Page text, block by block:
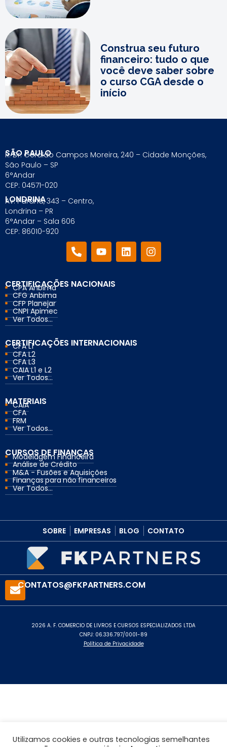
Construa seu futuro
financeiro: tudo o que
você deve saber sobre
o curso CGA desde o
início
SÃO PAULO
R. Dr. Geraldo Campos Moreira, 240 – Cidade Monções,
São Paulo – SP
6°Andar
CEP: 04571-020
LONDRINA
Av. Paraná, 343 – Centro,
Londrina – PR
6°Andar – Sala 606
CEP: 86010-920
CERTIFICAÇÕES NACIONAIS
CPA Anbima
CFG Anbima
CFP Planejar
CNPI Apimec
Ver Todos...
CERTIFICAÇÕES INTERNACIONAIS
CFA L1
CFA L2
CFA L3
CAIA L1 e L2
Ver Todos...
MATERIAIS
CAIA
CFA
FRM
Ver Todos...
CURSOS DE FINANÇAS
Modelagem Financeira
Análise de Crédito
M&A - Fusões e Aquisições
Finanças para não financeiros
Ver Todos...
SOBRE EMPRESAS BLOG CONTATO
CONTATOS@FKPARTNERS.COM
2026 A. F. COMERCIO DE LIVROS E CURSOS ESPECIALIZADOS LTDA
CNPJ: 06.336.797/0001-89
Política de Privacidade
Utilizamos cookies e outras tecnologias semelhantes